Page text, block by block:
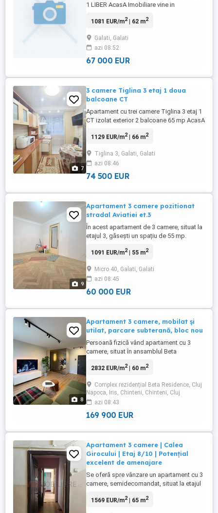
1 LIBER AcasA Imobiliare vine in
asteapta noi provocari, cu oferta de
camere si dependinte situat in zona Micro
17. Apartamentul este spatios, varianta
semidecomandata, ...
1081 EUR/m2| 62 m2
Galati, Galati
azi 08:52
67 000 EUR
7
3 camere Tiglina 3 etaj 1 doua
balcoane CT
Apartament cu trei camere Tiglina 3 etaj 1
CT izolat exterior 2 balcoane 65 mp AcasA
cumparatori oferta de vanzare a unui
dependinte situat in zona Tiglina 3- Micro
16. Spatios, semidecomandat, varianta cu
doua balcoane, ...
1129 EUR/m2| 66 m2
Tiglina 3, Galati, Galati
azi 08:46
74 500 EUR
9
Apartament 3 camere pozitionat
stradal Aviatiei et.3
În acest apartament de 3 camere, situat la
etajul 3, găsești un spațiu de 55 mp.
apartamentul beneficiază de aer
asemenea, dispune de balcon și debara
pentru depozitare. Locația în Micro 40,
stradal, Galați este ...
1091 EUR/m2| 55 m2
Micro 40, Galati, Galati
azi 08:45
60 000 EUR
8
Apartament 3 camere, mobilat și
utilat, parcare subterană, bloc nou
Persoană fizică vând apartament cu 3
camere, situat în ansamblul Beta
orientare sudică, lumină naturală pe
vale. Apartamentul are o suprafață utilă de
60 m , la care se adaugă balconul de 4,8 m
, și este compartimentat ...
2832 EUR/m2| 60 m2
Complex rezidențial Beta Residence, Cluj
Napoca, Iris, Chinteni, Chinteni, Cluj
azi 08:43
169 900 EUR
Apartament 3 camere | Calea
Girocului | Etaj 8/10 | Potențial
excelent de amenajare
Se oferă spre vânzare un apartament cu 3
camere, semidecomandat, situat la etajul
bine întreținut, amplasat într-una dintre
1569 EUR/m2| 65 m2